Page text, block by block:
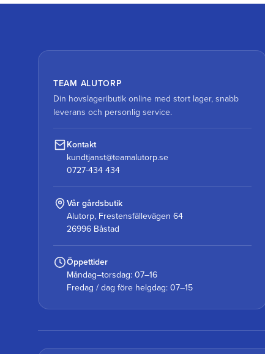
TEAM ALUTORP
Din hovslageributik online med stort lager, snabb
leverans och personlig service.
Kontakt
kundtjanst@teamalutorp.se
0727-434 434
Vår gårdsbutik
Alutorp, Frestensfällevägen 64
26996 Båstad
Öppettider
Måndag–torsdag: 07–16
Fredag / dag före helgdag: 07–15